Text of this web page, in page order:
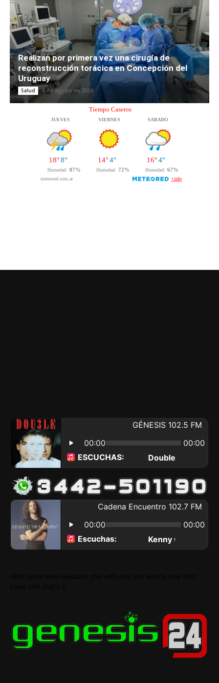
Realizan por primera vez una cirugía de
reconstrucción torácica en Concepción del
Uruguay
Salud 6 de agosto de 2026